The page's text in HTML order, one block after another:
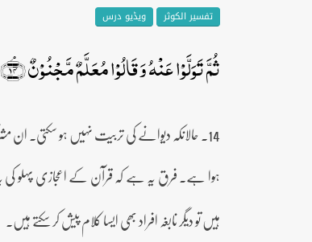
تفسیر الکوثر ویڈیو درس
ثُمَّ تَوَلَّوۡا عَنۡہُ وَ قَالُوۡا مُعَلَّمٌ مَّجۡنُوۡنٌ ﴿ۘ۱۴﴾
14۔ حالانکہ دیوانے کی تربیت نہیں ہو سکتی۔ ان
ہوا ہے۔ فرق یہ ہے کہ قرآن کے اعجازی پہلو کی
ہیں تو دیگر نابغہ افراد بھی ایسا کلام پیش کر سکتے ہیں۔